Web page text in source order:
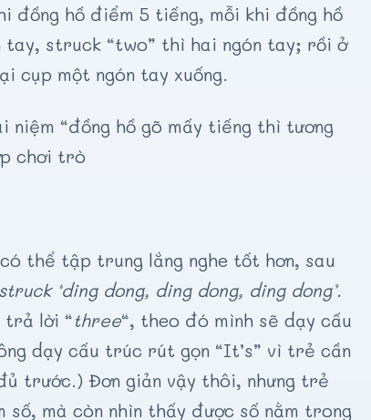
đồng hồ điểm 5 tiếng, mỗi khi đồng hồ
tay, struck “two” thì hai ngón tay; rồi ở
cụp một ngón tay xuống.
“đồng hồ gõ mấy tiếng thì tương
chơi trò
thể tập trung lắng nghe tốt hơn, sau
‘ding dong, ding dong, ding dong’.
lời “three“, theo đó mình sẽ dạy cấu
dạy cấu trúc rút gọn “It’s” vì trẻ cần
trước.) Đơn giản vậy thôi, nhưng trẻ
mà còn nhìn thấy được số nằm trong